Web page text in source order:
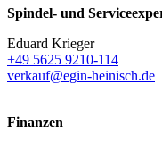
Spindel- und
Eduard Krieger
+49 5625 9210-114
verkauf@egin-heinisch.de
Finanzen